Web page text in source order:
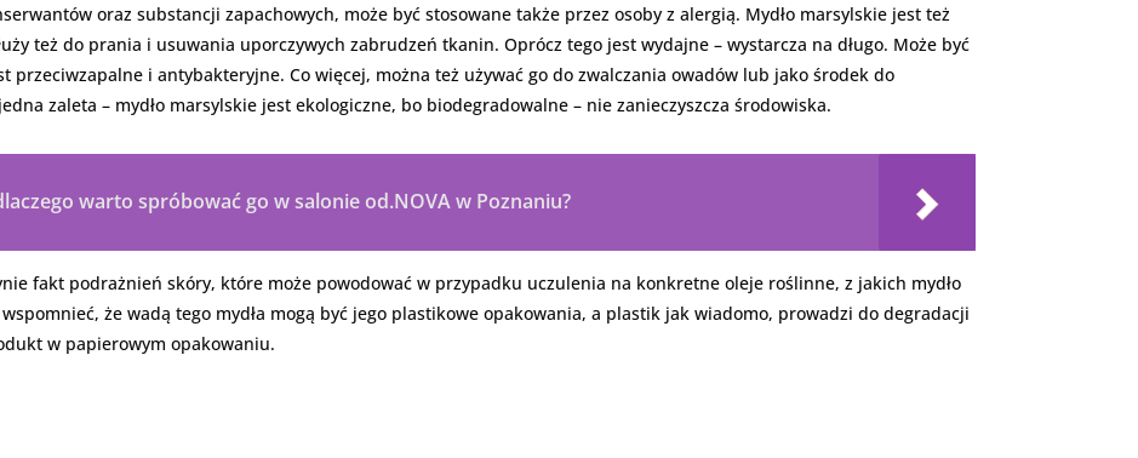
oraz substancji zapachowych, może być stosowane także przez osoby z alergią. Mydło marsylskie jest też
też do prania i usuwania uporczywych zabrudzeń tkanin. Oprócz tego jest wydajne – wystarcza na długo. Może być
przeciwzapalne i antybakteryjne. Co więcej, można też używać go do zwalczania owadów lub jako środek do
zaleta – mydło marsylskie jest ekologiczne, bo biodegradowalne – nie zanieczyszcza środowiska.
warto spróbować go w salonie od.NOVA w Poznaniu?
fakt podrażnień skóry, które może powodować w przypadku uczulenia na konkretne oleje roślinne, z jakich mydło
że wadą tego mydła mogą być jego plastikowe opakowania, a plastik jak wiadomo, prowadzi do degradacji
w papierowym opakowaniu.